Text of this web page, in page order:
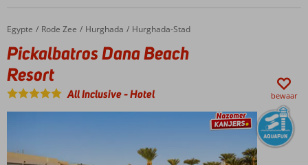
Home
Egypte Rode Zee Hurghada Hurghada-Stad
Pickalbatros Dana Beach Resort
Pickalbatros Dana Beach
Resort
All Inclusive-Hotel bewaar